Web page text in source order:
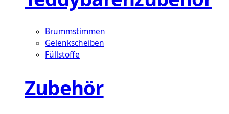
Brummstimmen
Gelenkscheiben
Füllstoffe
Zubehör